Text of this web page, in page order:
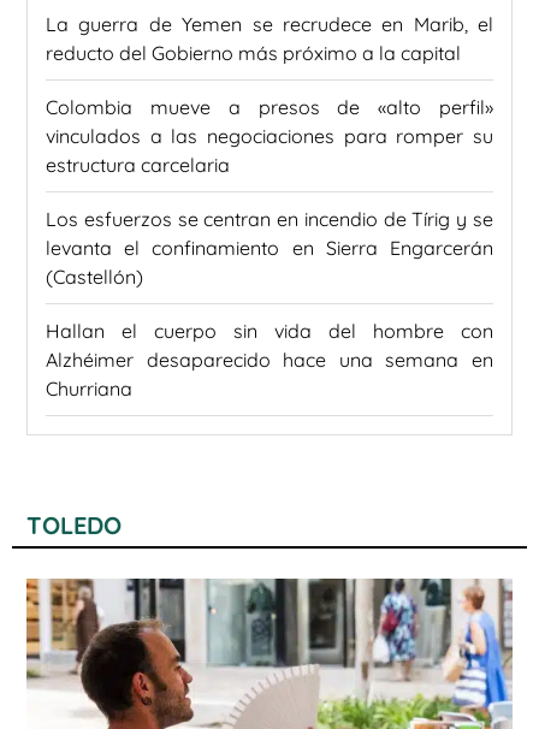
La guerra de Yemen se recrudece en Marib, el
reducto del Gobierno más próximo a la capital
Colombia mueve a presos de «alto perfil»
vinculados a las negociaciones para romper su
estructura carcelaria
Los esfuerzos se centran en incendio de Tírig y se
levanta el confinamiento en Sierra Engarcerán
(Castellón)
Hallan el cuerpo sin vida del hombre con
Alzhéimer desaparecido hace una semana en
Churriana
TOLEDO